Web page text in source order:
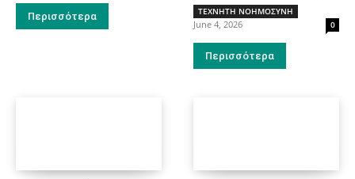
Περισσότερα ΤΕΧΝΗΤΗ ΝΟΗΜΟΣΥΝΗ
June 4, 2026 0
Περισσότερα